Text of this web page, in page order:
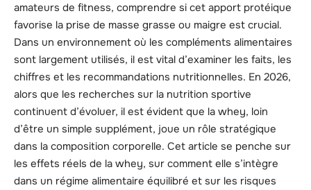
amateurs de fitness, comprendre si cet apport protéique
favorise la prise de masse grasse ou maigre est crucial.
Dans un environnement où les compléments alimentaires
sont largement utilisés, il est vital d’examiner les faits, les
chiffres et les recommandations nutritionnelles. En 2026,
alors que les recherches sur la nutrition sportive
continuent d’évoluer, il est évident que la whey, loin
d’être un simple supplément, joue un rôle stratégique
dans la composition corporelle. Cet article se penche sur
les effets réels de la whey, sur comment elle s’intègre
dans un régime alimentaire équilibré et sur les risques